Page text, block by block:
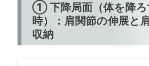
① 下降局面（体を降ろ
時）：肩関節の伸展と
収納